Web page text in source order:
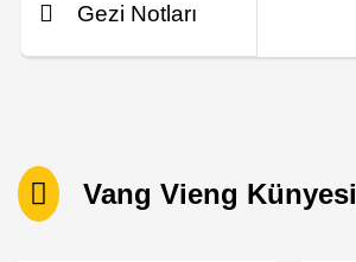
Gezi Notları
Vang Vieng Künyesi